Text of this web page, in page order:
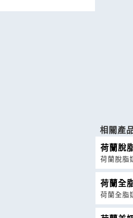
相關產
荷蘭脫
荷蘭脫脂
荷蘭全
荷蘭全脂